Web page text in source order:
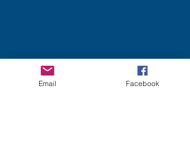
Email Facebook